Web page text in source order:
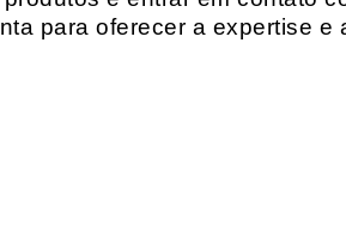
para oferecer a expertise e